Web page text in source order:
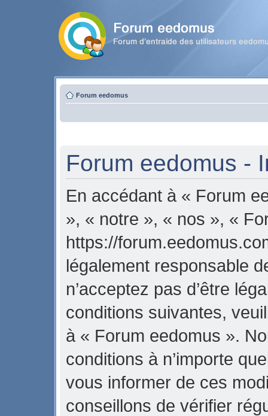
Forum eedomus
Forum eedomus -
En accédant à « Forum
», « notre », « nos », «
https://
légalement responsable
n’acceptez pas d’être
conditions suivantes,
à « Forum eedomus ».
conditions à n’importe
vous informer de ces
conseillons de vérifier